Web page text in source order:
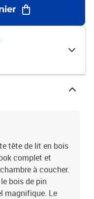
tête de lit en bois
complet et
à coucher.
bois de pin
magnifique. Le